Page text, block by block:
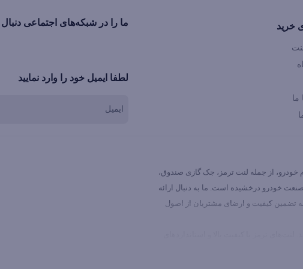
خرید
ما
ما را در شبکه‌های اجتماعی دنبال
لطفا ایمیل خود را وارد نمایید
خودرو، از جمله لنت ترمز، جک گازی صندوق،
خودرو درخشیده است. ما به دنبال ارائه
تضمین کیفیت و ارضای مشتریان از اصول
باورنکردنی، و کمک فنرهای جلو و عقب با